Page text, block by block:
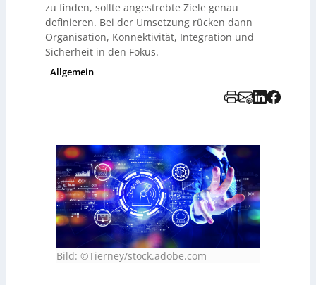
zu finden, sollte angestrebte Ziele genau
definieren. Bei der Umsetzung rücken dann
Organisation, Konnektivität, Integration und
Sicherheit in den Fokus.
Allgemein
Bild: ©Tierney/stock.adobe.com